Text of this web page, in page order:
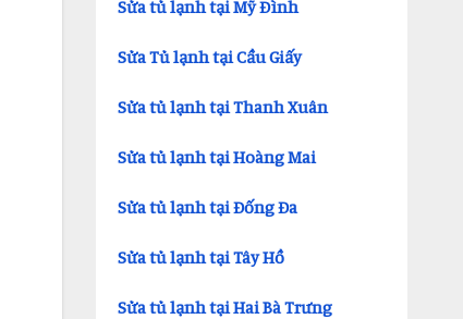
Sửa tủ lạnh tại Mỹ Đình
Sửa Tủ lạnh tại Cầu Giấy
Sửa tủ lạnh tại Thanh Xuân
Sửa tủ lạnh tại Hoàng Mai
Sửa tủ lạnh tại Đống Đa
Sửa tủ lạnh tại Tây Hồ
Sửa tủ lạnh tại Hai Bà Trưng